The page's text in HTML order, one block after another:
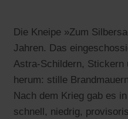
Die Kneipe »Zum
Jahren. Das
Astra-Schildern, Stickern
herum: stille
Nach dem Krieg gab es
schnell, niedrig,